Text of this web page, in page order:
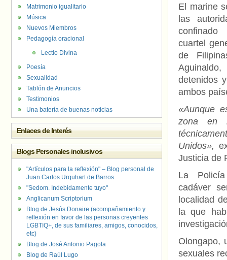
El marine
las
cuartel
de
detenidos
ambos
«Aunque
zona en
Unidos»,
Justicia de
La
cadáver
localidad
la que
Olongapo,
sexuales
Matrimonio igualitario
Música
Nuevos Miembros
Pedagogía oracional
Lectio Divina
Poesía
Sexualidad
Tablón de Anuncios
Testimonios
Una batería de buenas noticias
Enlaces de Interés
Blogs Personales inclusivos
"Artículos para la reflexión" – Blog personal de
Juan Carlos Urquhart de Barros.
"Sedom. Indebidamente tuyo"
Anglicanum Scriptorium
Blog de Jesús Donaire (acompañamiento y
reflexión en favor de las personas creyentes
LGBTIQ+, de sus familiares, amigos, conocidos,
etc)
Blog de José Antonio Pagola
Blog de Raúl Lugo